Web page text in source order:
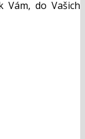
do Vašich